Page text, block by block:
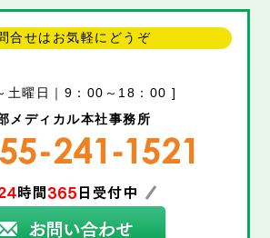
合せはお気軽にどうぞ
土曜日｜9：00～18：00 ]
メディカル本社事務所